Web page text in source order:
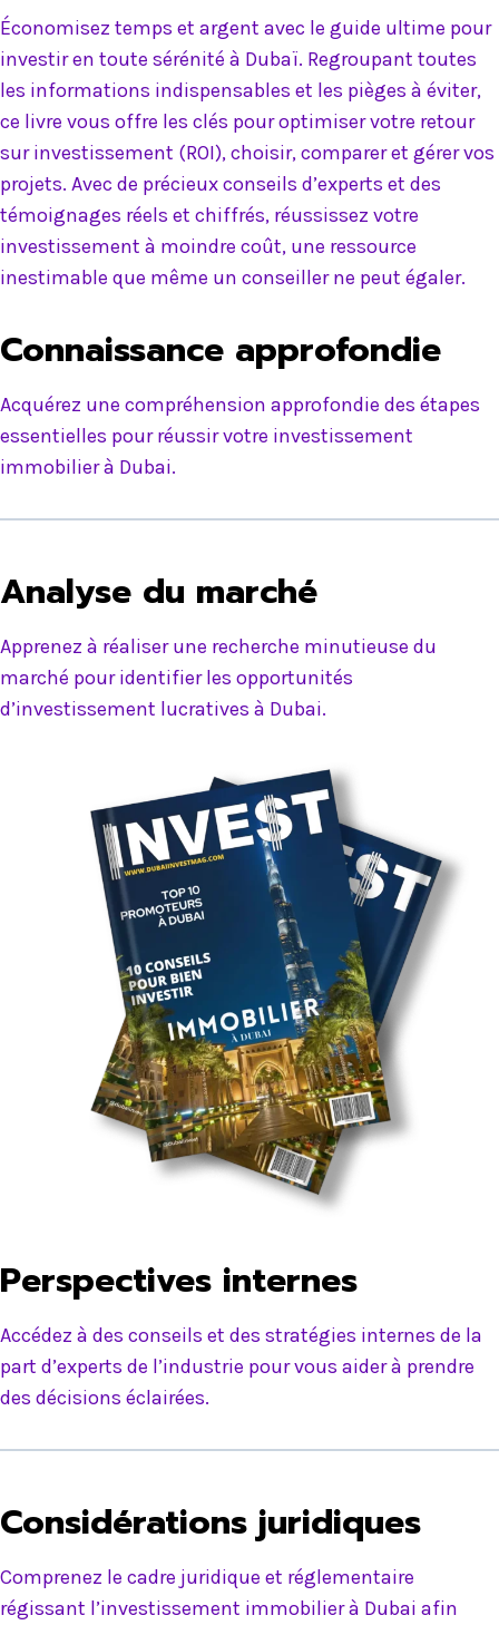
Économisez temps et argent avec le guide ultime pour
investir en toute sérénité à Dubaï. Regroupant toutes
les informations indispensables et les pièges à éviter,
ce livre vous offre les clés pour optimiser votre retour
sur investissement (ROI), choisir, comparer et gérer vos
projets. Avec de précieux conseils d’experts et des
témoignages réels et chiffrés, réussissez votre
investissement à moindre coût, une ressource
inestimable que même un conseiller ne peut égaler.
Connaissance approfondie
Acquérez une compréhension approfondie des étapes
essentielles pour réussir votre investissement
immobilier à Dubai.
Analyse du marché
Apprenez à réaliser une recherche minutieuse du
marché pour identifier les opportunités
d’investissement lucratives à Dubai.
Perspectives internes
Accédez à des conseils et des stratégies internes de la
part d’experts de l’industrie pour vous aider à prendre
des décisions éclairées.
Considérations juridiques
Comprenez le cadre juridique et réglementaire
régissant l’investissement immobilier à Dubai afin